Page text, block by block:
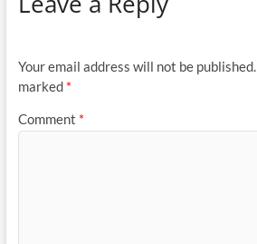
Your email address will not be published.
marked *
Comment *